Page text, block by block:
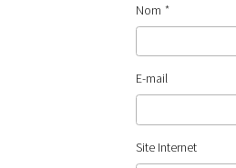
Nom
E-mail
Site Internet